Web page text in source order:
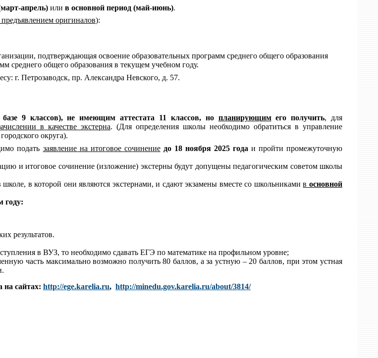
март-апрель) или в основной период (май-июнь).
предъявлением оригиналов):
подтверждающая освоение образовательных программ среднего общего образования
среднего общего образования в текущем учебном году.
г. Петрозаводск, пр. Александра Невского, д. 57.
9 классов), не имеющим аттестата 11 классов, но планирующимего получить, для
в качестве экстерна. (Для определения школы необходимо обратиться в управление
округа).
подать заявление на итоговое сочинение до 18ноября 2025года и пройти промежуточную
и итоговое сочинение (изложение) экстерны будут допущены педагогическим советом школы
в которой они являются экстернами, и сдают экзамены вместе со школьникамивосновной
году:
результатов.
в ВУЗ, то необходимо сдавать ЕГЭ по математике на профильном уровне;
часть максимально возможно получить 80 баллов, а за устную – 20 баллов, при этом устная
на сайтах: http://ege.karelia.ru, http://minedu.gov.karelia.ru/about/3814/